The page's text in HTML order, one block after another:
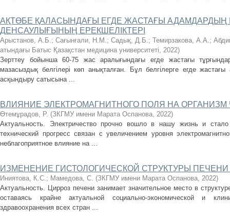
АҚТӨБЕ ҚАЛАСЫНДАҒЫ ЕГДЕ ЖАСТАҒЫ
ДЕНСАУЛЫҒЫНЫҢ ЕРЕКШЕЛІКТЕРІ
Арыстанов, А.Б.; Сағынғали, Н.М.; Садық, Д.Б.; Темирзакова, А.А.;
атындағы Батыс Қазақстан медицина университеті, 2022)
Зерттеу бойынша 60-75 жас аралығындағы егде жастағы
мазасыздық белгілері көп анықталған. Бұл белгілерге егде
асқындыру сатысына ...
ВЛИЯНИЕ ЭЛЕКТРОМАГНИТНОГО ПОЛЯ НА ОРГАНИЗМ
Өтемұрадов, Р. (ЗКГМУ имени Марата Оспанова, 2022)
Актуальность. Электричество прочно вошло в нашу жизнь и
технический прогресс связан с увеличением уровня
неблагоприятное влияние на ...
ИЗМЕНЕНИЕ ГИСТОЛОГИЧЕСКОЙ СТРУКТУРЫ
Иниятова, К.С.; Мамедова, С. (ЗКГМУ имени Марата Оспанова, 2022)
Актуальность. Цирроз печени занимает значительное место в
оставаясь крайне актуальной социально-экономической и
здравоохранения всех стран ...